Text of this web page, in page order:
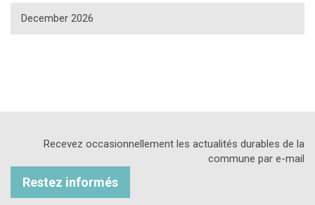
December 2026
Recevez occasionnellement les actualités durables de la
commune par e-mail
Restez informés